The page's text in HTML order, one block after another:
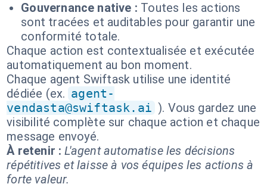
Gouvernance native : Toutes les actions
sont tracées et auditables pour garantir une
conformité totale.
Chaque action est contextualisée et exécutée
automatiquement au bon moment.
Chaque agent Swiftask utilise une identité
dédiée (ex. agent-
vendasta@swiftask.ai ). Vous gardez une
visibilité complète sur chaque action et chaque
message envoyé.
À retenir : L'agent automatise les décisions
répétitives et laisse à vos équipes les actions à
forte valeur.